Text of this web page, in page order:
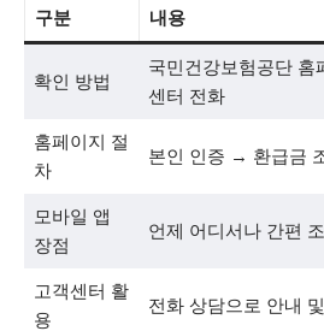
구분 내용
확인 방법
국민건강보험공단 홈
센터 전화
홈페이지 절
차
본인 인증 → 환급금
모바일 앱
장점
언제 어디서나 간편
고객센터 활
용
전화 상담으로 안내